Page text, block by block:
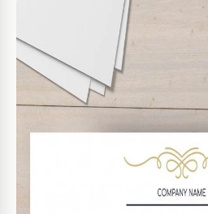
Vorlagenspezifikationen
Format
Zu Sammlungen
23